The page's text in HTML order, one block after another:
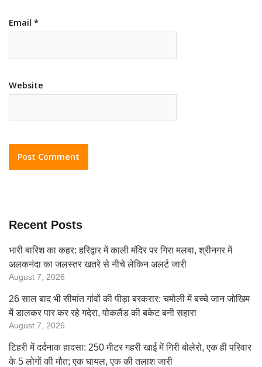
Email *
Website
Recent Posts
भारी बारिश का कहर: हरिद्वार में काली मंदिर पर गिरा मलबा, श्रीनगर में
अलकनंदा का जलस्तर खतरे से नीचे लेकिन अलर्ट जारी
August 7, 2026
26 साल बाद भी सीमांत गांवों की पीड़ा बरकरार: चमोली में बच्चे जान जोखिम
में डालकर पार कर रहे गदेरा, पोकलैंड की बकेट बनी सहारा
August 7, 2026
टिहरी में दर्दनाक हादसा: 250 मीटर गहरी खाई में गिरी बोलेरो, एक ही परिवार
के 5 लोगों की मौत; एक घायल, एक की तलाश जारी